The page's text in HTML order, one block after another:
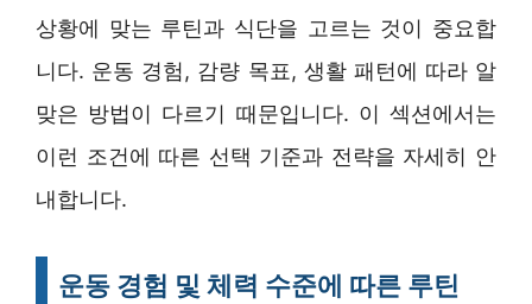
상황에 맞는 루틴과 식단을 고르는 것이 중요합
니다. 운동 경험, 감량 목표, 생활 패턴에 따라 알
맞은 방법이 다르기 때문입니다. 이 섹션에서는
이런 조건에 따른 선택 기준과 전략을 자세히 안
내합니다.
운동 경험 및 체력 수준에 따른 루틴